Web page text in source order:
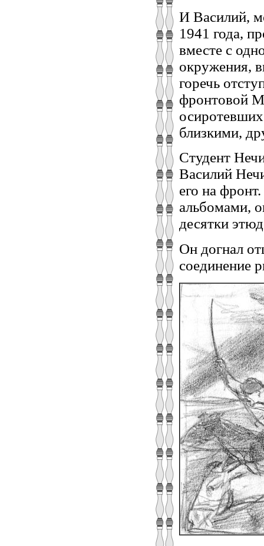
И Василий,
1941 года,
вместе с
окружения,
горечь
фронтовой
близкими,
Студент
Василий
его на
альбомами,
десятки
Он догнал
соединение